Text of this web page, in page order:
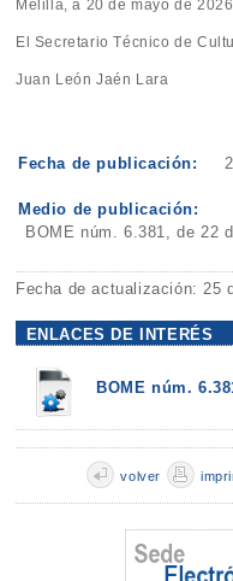
Melilla, a 20 de mayo de
El Secretario Técnico de
Juan León Jaén Lara
Fecha de publicación:
Medio de publicación:
BOME núm. 6.381, de 22
Fecha de actualización: 25
ENLACES DE INTERÉS
BOME núm.
volver